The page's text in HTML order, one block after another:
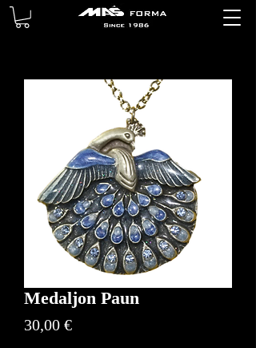
Medaljon Paun
30,00 €Price